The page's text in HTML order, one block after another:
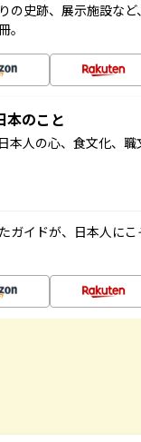
の史跡、展示施設な
。
のこと
人の心、食文化、職
ガイドが、日本人に